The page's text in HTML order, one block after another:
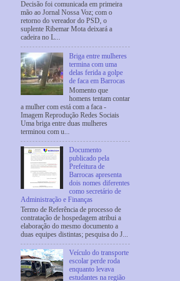
Decisão foi comunicada em primeira
mão ao Jornal Nossa Voz; com o
retorno do vereador do PSD, o
suplente Ribemar Mota deixará a
cadeira no L...
Briga entre mulheres
termina com uma
delas ferida a golpe
de faca em Barrocas
Momento que
homens tentam contar
a mulher com está com a faca -
Imagem Reprodução Redes Sociais
Uma briga entre duas mulheres
terminou com u...
Documento
publicado pela
Prefeitura de
Barrocas apresenta
dois nomes diferentes
como secretário de
Administração e Finanças
Termo de Referência de processo de
contratação de hospedagem atribui a
elaboração do mesmo documento a
duas equipes distintas; pesquisa do J...
Veículo do transporte
escolar perde roda
enquanto levava
estudantes na região